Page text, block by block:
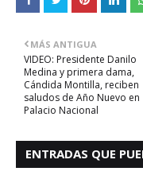
MÁS ANTIGUA
VIDEO: Presidente Danilo
Medina y primera dama,
Cándida Montilla, reciben
saludos de Año Nuevo en
Palacio Nacional
ENTRADAS QUE